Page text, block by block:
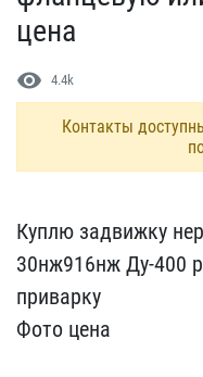
це​на
visibility 4.4k
Контакты
Куплю задвижку
30нж916нж Ду-​400
приварку
Фото це​на